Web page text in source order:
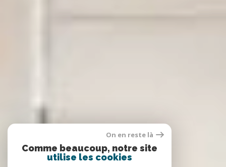
On en reste là
Comme beaucoup, notre site
utilise les cookies